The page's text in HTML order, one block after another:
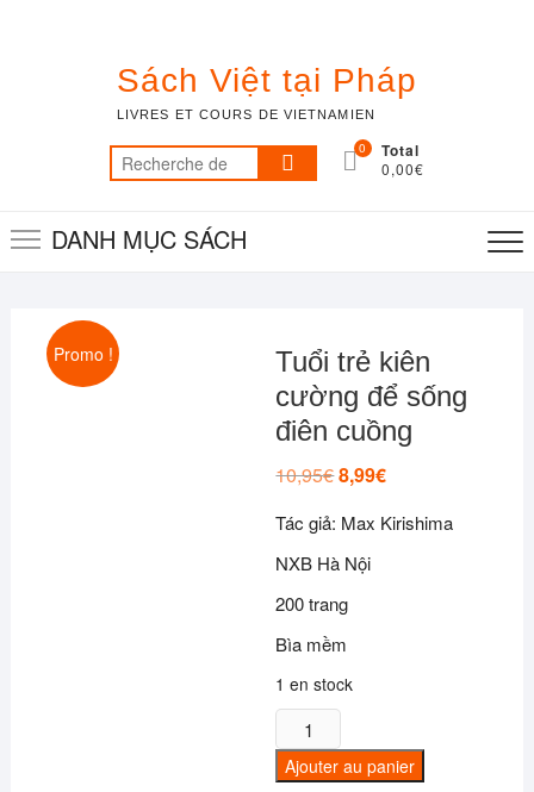
Sách Việt tại Pháp
LIVRES ET COURS DE VIETNAMIEN
Recherche
pour :
0 Total
0,00€
DANH MỤC SÁCH
Promo !
Tuổi trẻ kiên
cường để sống
điên cuồng
10,95€Le
prix
était :
8,99€Le
est :
Tác giả: Max Kirishima
NXB Hà Nội
200 trang
Bìa mềm
1 en stock
quantité
de
Tuổi
Ajouter au panier